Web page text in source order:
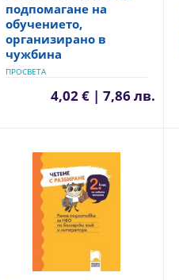
подпомагане на
обучението,
организирано в
чужбина
ПРОСВЕТА
4,02 € | 7,86 лв.